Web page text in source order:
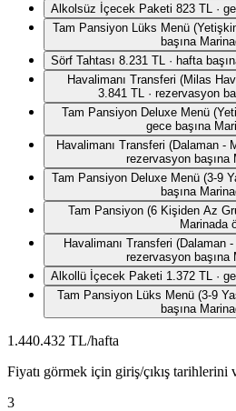
Alkolsüz İçecek Paketi 823 TL ·
Tam Pansiyon Lüks Menü
başına
Sörf Tahtası 8.231 TL · hafta
Havalimanı Transferi (Milas
3.841 TL · rezervasyon
Tam Pansiyon Deluxe Menü
gece başına
Havalimanı Transferi (Dalaman -
rezervasyon başına
Tam Pansiyon Deluxe Menü (3-9
başına
Tam Pansiyon (6 Kişiden Az
Marinada
Havalimanı Transferi (Dalaman
rezervasyon başına
Alkollü İçecek Paketi 1.372 TL ·
Tam Pansiyon Lüks Menü (3-9
başına
1.440.432 TL/hafta
Fiyatı görmek için giriş/çıkış tarihlerini
3